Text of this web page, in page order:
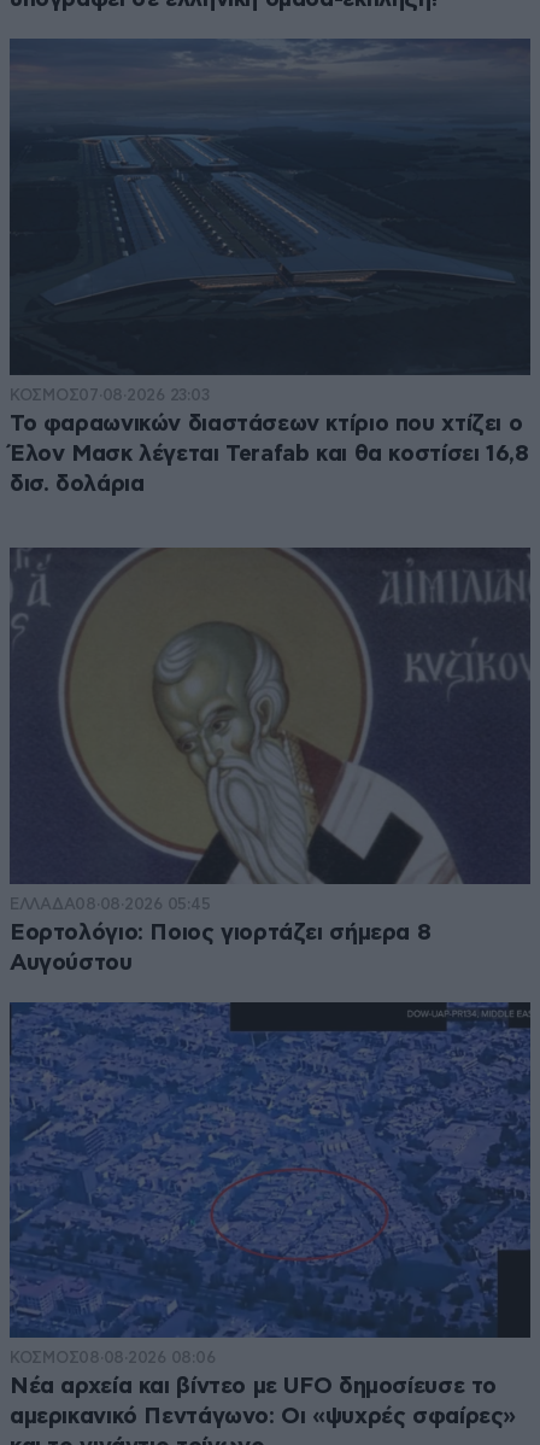
ΚΟΣΜΟΣ07·08·2026 23:03
Το φαραωνικών διαστάσεων κτίριο που χτίζει ο
Έλον Μασκ λέγεται Terafab και θα κοστίσει 16,8
δισ. δολάρια
ΕΛΛΑΔΑ08·08·2026 05:45
Εορτολόγιο: Ποιος γιορτάζει σήμερα 8
Αυγούστου
ΚΟΣΜΟΣ08·08·2026 08:06
Νέα αρχεία και βίντεο με UFO δημοσίευσε το
αμερικανικό Πεντάγωνο: Οι «ψυχρές σφαίρες»